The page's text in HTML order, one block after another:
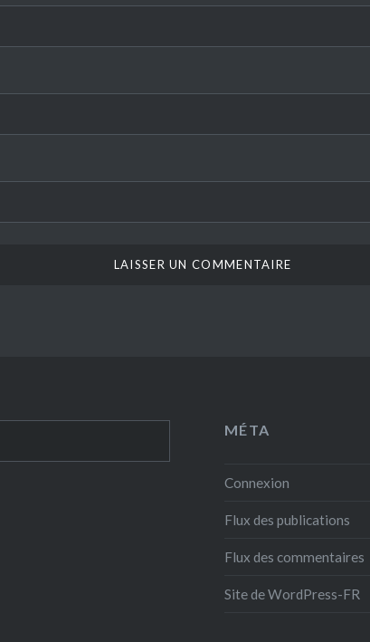
MÉTA
Connexion
Flux des publications
Flux des commentaires
Site de WordPress-FR